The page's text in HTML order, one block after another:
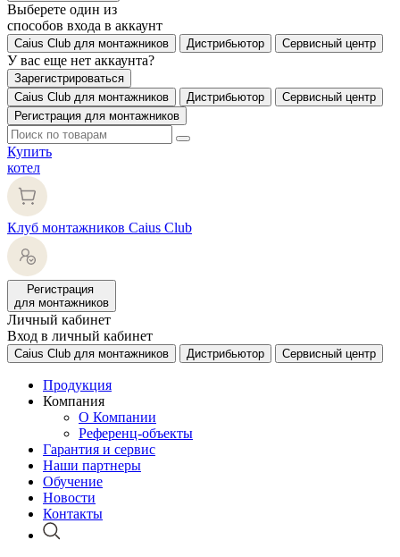
Выберете один из
способов входа в аккаунт
Caius Club для монтажников Дистрибьютор Сервисный центр
У вас еще нет аккаунта?
Зарегистрироваться
Caius Club для монтажников
Дистрибьютор
Сервисный центр
Регистрация для монтажников
Купить
котел
Клуб монтажников Caius Club
Регистрация
для монтажников
Личный кабинет
Вход в личный кабинет
Caius Club для монтажников Дистрибьютор Сервисный центр
Продукция
Компания
О Компании
Референц-объекты
Гарантия и сервис
Наши партнеры
Обучение
Новости
Контакты